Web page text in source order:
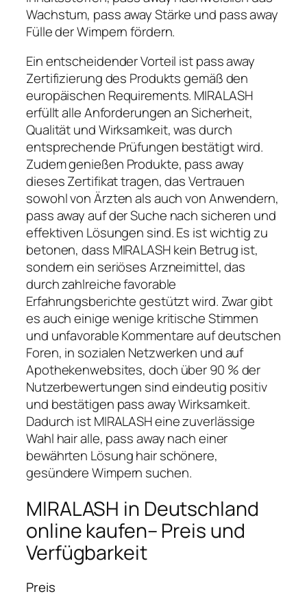
Wachstum, pass away Stärke und pass away
Fülle der Wimpern fördern.
Ein entscheidender Vorteil ist pass away
Zertifizierung des Produkts gemäß den
europäischen Requirements. MIRALASH
erfüllt alle Anforderungen an Sicherheit,
Qualität und Wirksamkeit, was durch
entsprechende Prüfungen bestätigt wird.
Zudem genießen Produkte, pass away
dieses Zertifikat tragen, das Vertrauen
sowohl von Ärzten als auch von Anwendern,
pass away auf der Suche nach sicheren und
effektiven Lösungen sind. Es ist wichtig zu
betonen, dass MIRALASH kein Betrug ist,
sondern ein seriöses Arzneimittel, das
durch zahlreiche favorable
Erfahrungsberichte gestützt wird. Zwar gibt
es auch einige wenige kritische Stimmen
und unfavorable Kommentare auf deutschen
Foren, in sozialen Netzwerken und auf
Apothekenwebsites, doch über 90 % der
Nutzerbewertungen sind eindeutig positiv
und bestätigen pass away Wirksamkeit.
Dadurch ist MIRALASH eine zuverlässige
Wahl hair alle, pass away nach einer
bewährten Lösung hair schönere,
gesündere Wimpern suchen.
MIRALASH in Deutschland
online kaufen– Preis und
Verfügbarkeit
Preis